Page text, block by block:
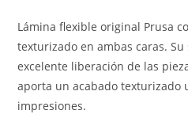
Lámina flexible original Prusa
texturizado en ambas caras.
excelente liberación de las
aporta un acabado texturizado
impresiones.